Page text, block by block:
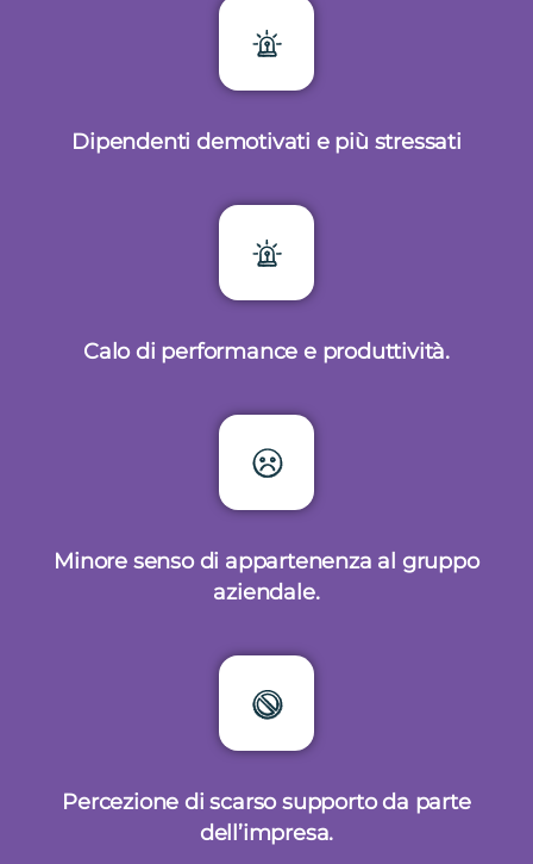
Dipendenti demotivati e più stressati
Calo di performance e produttività.
Minore senso di appartenenza al gruppo
aziendale.
Percezione di scarso supporto da parte
dell’impresa.